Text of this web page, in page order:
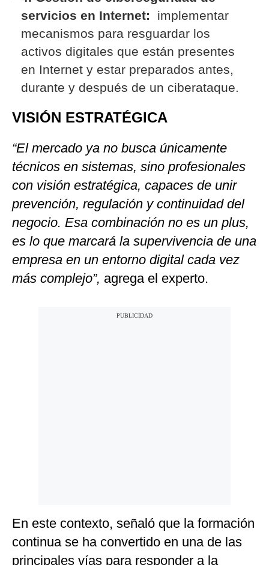
servicios en Internet:
implementar
mecanismos para resguardar los
activos digitales que están presentes
en Internet y estar preparados antes,
durante y después de un ciberataque.
VISIÓN ESTRATÉGICA
“El mercado ya no busca únicamente
técnicos en sistemas, sino profesionales
con visión estratégica, capaces de unir
prevención, regulación y continuidad del
negocio. Esa combinación no es un plus,
es lo que marcará la supervivencia de una
empresa en un entorno digital cada vez
más complejo”, agrega el experto.
En este contexto, señaló que la formación
continua se ha convertido en una de las
principales vías para responder a la